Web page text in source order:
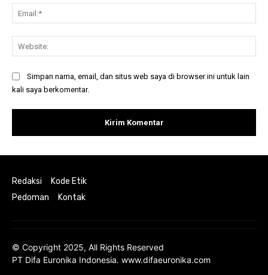
Simpan nama, email, dan situs web saya di browser ini untuk lain
kali saya berkomentar.
Redaksi
Kode Etik
Pedoman
Kontak
© Copyright 2025, All Rights Reserved
PT Difa Euronika Indonesia. www.difaeuronika.com